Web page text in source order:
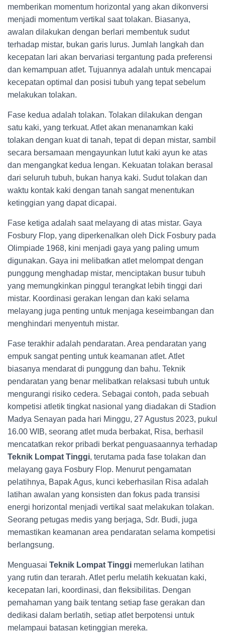
memberikan momentum horizontal yang akan dikonversi
menjadi momentum vertikal saat tolakan. Biasanya,
awalan dilakukan dengan berlari membentuk sudut
terhadap mistar, bukan garis lurus. Jumlah langkah dan
kecepatan lari akan bervariasi tergantung pada preferensi
dan kemampuan atlet. Tujuannya adalah untuk mencapai
kecepatan optimal dan posisi tubuh yang tepat sebelum
melakukan tolakan.
Fase kedua adalah tolakan. Tolakan dilakukan dengan
satu kaki, yang terkuat. Atlet akan menanamkan kaki
tolakan dengan kuat di tanah, tepat di depan mistar, sambil
secara bersamaan mengayunkan lutut kaki ayun ke atas
dan mengangkat kedua lengan. Kekuatan tolakan berasal
dari seluruh tubuh, bukan hanya kaki. Sudut tolakan dan
waktu kontak kaki dengan tanah sangat menentukan
ketinggian yang dapat dicapai.
Fase ketiga adalah saat melayang di atas mistar. Gaya
Fosbury Flop, yang diperkenalkan oleh Dick Fosbury pada
Olimpiade 1968, kini menjadi gaya yang paling umum
digunakan. Gaya ini melibatkan atlet melompat dengan
punggung menghadap mistar, menciptakan busur tubuh
yang memungkinkan pinggul terangkat lebih tinggi dari
mistar. Koordinasi gerakan lengan dan kaki selama
melayang juga penting untuk menjaga keseimbangan dan
menghindari menyentuh mistar.
Fase terakhir adalah pendaratan. Area pendaratan yang
empuk sangat penting untuk keamanan atlet. Atlet
biasanya mendarat di punggung dan bahu. Teknik
pendaratan yang benar melibatkan relaksasi tubuh untuk
mengurangi risiko cedera. Sebagai contoh, pada sebuah
kompetisi atletik tingkat nasional yang diadakan di Stadion
Madya Senayan pada hari Minggu, 27 Agustus 2023, pukul
16.00 WIB, seorang atlet muda berbakat, Risa, berhasil
mencatatkan rekor pribadi berkat penguasaannya terhadap
Teknik Lompat Tinggi, terutama pada fase tolakan dan
melayang gaya Fosbury Flop. Menurut pengamatan
pelatihnya, Bapak Agus, kunci keberhasilan Risa adalah
latihan awalan yang konsisten dan fokus pada transisi
energi horizontal menjadi vertikal saat melakukan tolakan.
Seorang petugas medis yang berjaga, Sdr. Budi, juga
memastikan keamanan area pendaratan selama kompetisi
berlangsung.
Menguasai Teknik Lompat Tinggi memerlukan latihan
yang rutin dan terarah. Atlet perlu melatih kekuatan kaki,
kecepatan lari, koordinasi, dan fleksibilitas. Dengan
pemahaman yang baik tentang setiap fase gerakan dan
dedikasi dalam berlatih, setiap atlet berpotensi untuk
melampaui batasan ketinggian mereka.